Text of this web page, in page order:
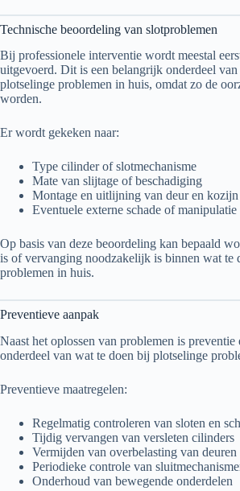
Technische beoordeling van slotproblemen
Bij professionele interventie wordt meestal
uitgevoerd. Dit is een belangrijk onderdeel
plotselinge problemen in huis, omdat zo de
worden.
Er wordt gekeken naar:
Type cilinder of slotmechanisme
Mate van slijtage of beschadiging
Montage en uitlijning van deur en kozijn
Eventuele externe schade of manipulatie
Op basis van deze beoordeling kan bepaald
is of vervanging noodzakelijk is binnen wat te
problemen in huis.
Preventieve aanpak
Naast het oplossen van problemen is
onderdeel van wat te doen bij plotselinge
Preventieve maatregelen:
Regelmatig controleren van sloten en
Tijdig vervangen van versleten cilinders
Vermijden van overbelasting van deuren
Periodieke controle van
Onderhoud van bewegende onderdelen